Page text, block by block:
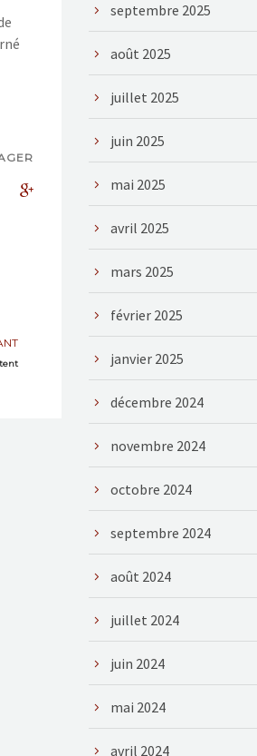
septembre 2025
août 2025
juillet 2025
juin 2025
mai 2025
avril 2025
mars 2025
février 2025
janvier 2025
décembre 2024
novembre 2024
octobre 2024
septembre 2024
août 2024
juillet 2024
juin 2024
mai 2024
avril 2024